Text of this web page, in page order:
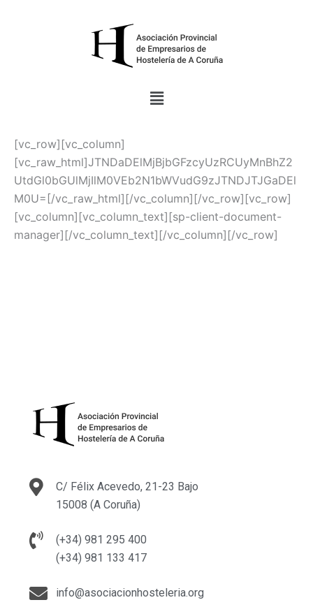
Menú
[vc_row][vc_column]
[vc_raw_html]JTNDaDElMjBjbGFzcyUzRCUyMnBhZ2
UtdGl0bGUlMjIlM0VEb2N1bWVudG9zJTNDJTJGaDEl
M0U=[/vc_raw_html][/vc_column][/vc_row][vc_row]
[vc_column][vc_column_text][sp-client-document-
manager][/vc_column_text][/vc_column][/vc_row]
C/ Félix Acevedo, 21-23 Bajo
15008 (A Coruña)
(+34) 981 295 400
(+34) 981 133 417
info@asociacionhosteleria.org